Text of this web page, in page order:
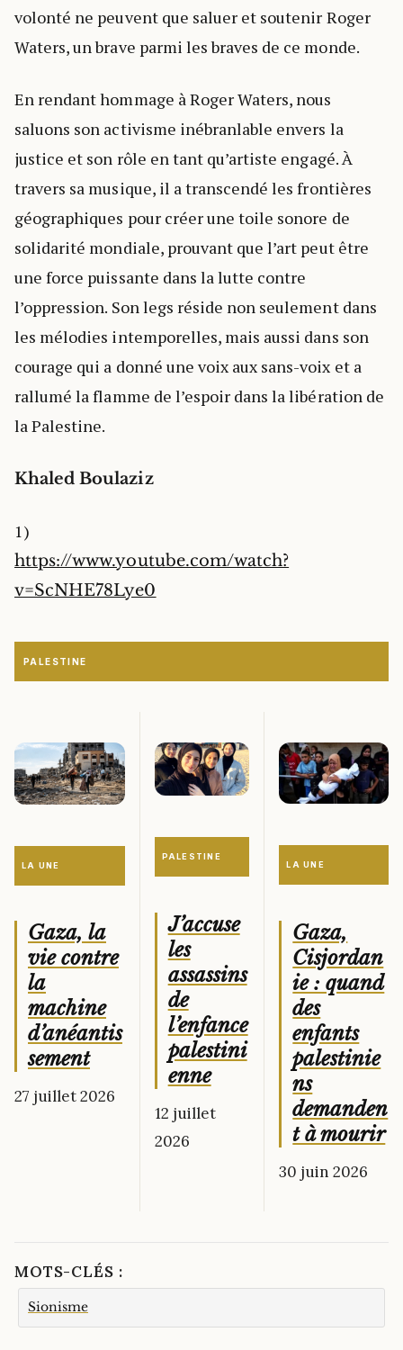
volonté ne peuvent que saluer et soutenir Roger
Waters, un brave parmi les braves de ce monde.
En rendant hommage à Roger Waters, nous
saluons son activisme inébranlable envers la
justice et son rôle en tant qu’artiste engagé. À
travers sa musique, il a transcendé les frontières
géographiques pour créer une toile sonore de
solidarité mondiale, prouvant que l’art peut être
une force puissante dans la lutte contre
l’oppression. Son legs réside non seulement dans
les mélodies intemporelles, mais aussi dans son
courage qui a donné une voix aux sans-voix et a
rallumé la flamme de l’espoir dans la libération de
la Palestine.
Khaled Boulaziz
1)
https://www.youtube.com/watch?
v=ScNHE78Lye0
PALESTINE
LA UNE
Gaza, la
vie contre
la
machine
d’anéantis
sement
27 juillet 2026
PALESTINE
J’accuse
les
assassins
de
l’enfance
palestini
enne
12 juillet
2026
LA UNE
Gaza,
Cisjordan
ie : quand
des
enfants
palestinie
ns
demanden
t à mourir
30 juin 2026
MOTS-CLÉS :
Sionisme